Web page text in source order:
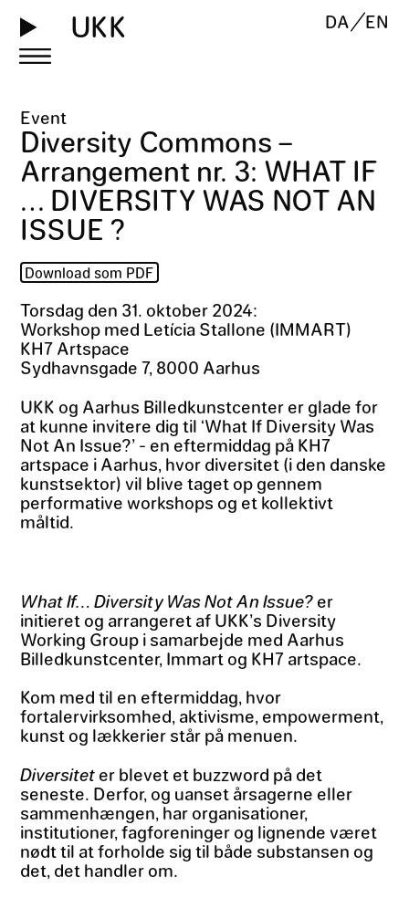
UKK DA EN
Event
Diversity Commons –
Arrangement nr. 3: WHAT IF
… DIVERSITY WAS NOT AN
ISSUE ?
Download som PDF
Torsdag den 31. oktober 2024:
Workshop med Letícia Stallone (IMMART)
KH7 Artspace
Sydhavnsgade 7, 8000 Aarhus
UKK og Aarhus Billedkunstcenter er glade for
at kunne invitere dig til ‘What If Diversity Was
Not An Issue?’ - en eftermiddag på KH7
artspace i Aarhus, hvor diversitet (i den danske
kunstsektor) vil blive taget op gennem
performative workshops og et kollektivt
måltid.
What If… Diversity Was Not An Issue?er
initieret og arrangeret af UKK’s Diversity
Working Group i samarbejde med Aarhus
Billedkunstcenter, Immart og KH7 artspace.
Kom med til en eftermiddag, hvor
fortalervirksomhed, aktivisme, empowerment,
kunst og lækkerier står på menuen.
Diversiteter blevet et buzzword på det
seneste. Derfor, og uanset årsagerne eller
sammenhængen, har organisationer,
institutioner, fagforeninger og lignende været
nødt til at forholde sig til både substansen og
det, det handler om.